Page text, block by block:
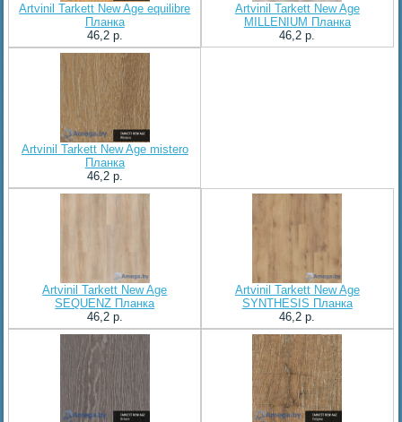
Artvinil Tarkett New Age equilibre
Планка
46,2 p.
Artvinil Tarkett New Age
MILLENIUM Планка
46,2 p.
Artvinil Tarkett New Age mistero
Планка
46,2 p.
Artvinil Tarkett New Age
SEQUENZ Планка
46,2 p.
Artvinil Tarkett New Age
SYNTHESIS Планка
46,2 p.